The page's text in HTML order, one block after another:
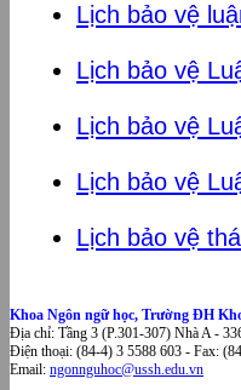
Lịch bảo vệ
Lịch bảo vệ
Lịch bảo vệ
Lịch bảo vệ
Lịch bảo vệ
Khoa Ngôn ngữ học, Trường ĐH
Địa chỉ: Tầng 3 (P.301-307) Nhà A -
Điện thoại: (84-4) 3 5588 603 - Fax:
Email: ngonnguhoc@ussh.edu.vn